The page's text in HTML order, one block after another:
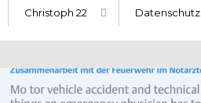
Christoph 22 Datenschutz